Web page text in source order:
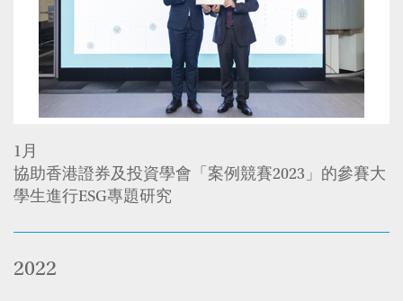
1月
協助香港證券及投資學會「案例競賽2023」的參賽大
學生進行ESG專題研究
2022